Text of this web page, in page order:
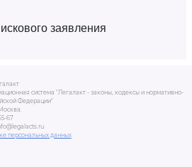
заявления
система "Легалакт - законы, кодексы и нормативно-
Федерации"
67
персональных данных